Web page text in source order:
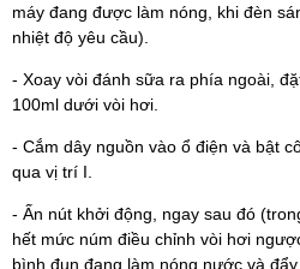
máy đang được làm nóng, khi đèn
nhiệt độ yêu cầu).
- Xoay vòi đánh sữa ra phía ngoài,
100ml dưới vòi hơi.
- Cắm dây nguồn vào ổ điện và bật
qua vị trí I.
- Ấn nút khởi động, ngay sau đó
hết mức núm điều chỉnh vòi hơi
bình đun đang làm nóng nước và